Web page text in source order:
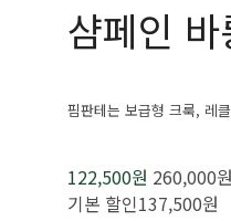
샴페인
핌판테는 보급형 크룩, 레
122,500원 260,000원
기본 할인137,500원